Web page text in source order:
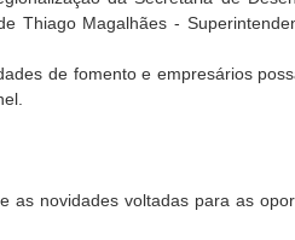
Thiago Magalhães -
de fomento e empresários
novidades voltadas para as